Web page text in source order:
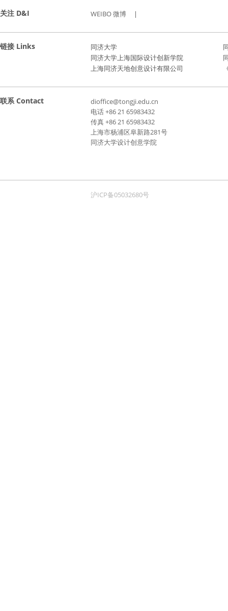
关注 D&I WEIBO 微博 |
链接 Links 同济大学
同济大学上海国际设计创新学院
上海同济天地创意设计有限公司
联系 Contact
dioffice@tongji.edu.cn
电话 +86 21 65983432
传真 +86 21 65983432
上海市杨浦区阜新路281号
同济大学设计创意学院
沪ICP备05032680号